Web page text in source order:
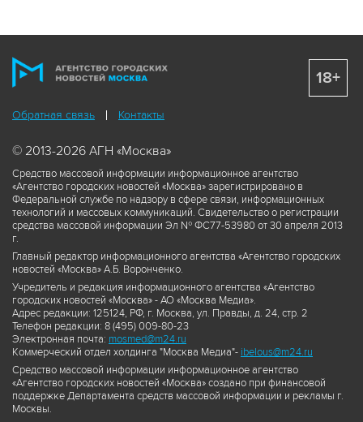
Обратная связь Контакты
© 2013-2026 АГН «Москва»
Средство массовой информации информационное агентство
«Агентство городских новостей «Москва» зарегистрировано в
Федеральной службе по надзору в сфере связи, информационных
технологий и массовых коммуникаций. Свидетельство о регистрации
средства массовой информации Эл № ФС77-53980 от 30 апреля 2013
г.
Главный редактор информационного агентства «Агентство городских
новостей «Москва» А.Б. Воронченко.
Учредитель и редакция информационного агентства «Агентство
городских новостей «Москва» - АО «Москва Медиа».
Адрес редакции: 125124, РФ, г. Москва, ул. Правды, д. 24, стр. 2
Телефон редакции: 8 (495) 009-80-23
Электронная почта: mosmed@m24.ru
Коммерческий отдел холдинга "Москва Медиа"- ibelous@m24.ru
Средство массовой информации информационное агентство
«Агентство городских новостей «Москва» создано при финансовой
поддержке Департамента средств массовой информации и рекламы г.
Москвы.
18+